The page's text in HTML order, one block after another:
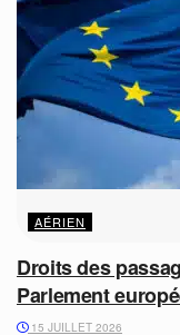
AÉRIEN
Droits des
Parlement
15 JUILLET 2026